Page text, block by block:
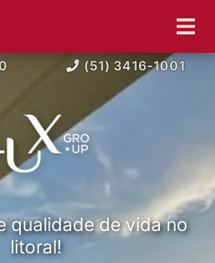
(51) 3416-1001
qualidade de vida no
litoral!